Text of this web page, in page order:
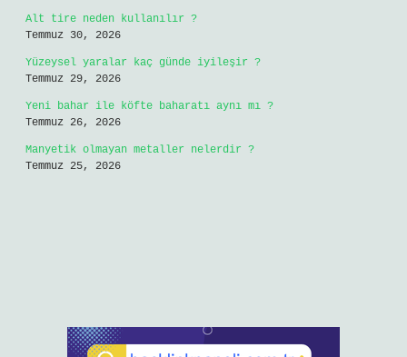
Alt tire neden kullanılır ?
Temmuz 30, 2026
Yüzeysel yaralar kaç günde iyileşir ?
Temmuz 29, 2026
Yeni bahar ile köfte baharatı aynı mı ?
Temmuz 26, 2026
Manyetik olmayan metaller nelerdir ?
Temmuz 25, 2026